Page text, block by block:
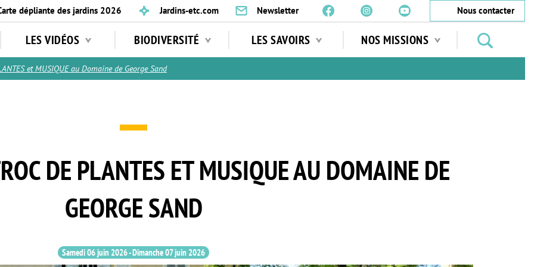
dépliante des jardins 2026 Jardins-etc.com Newsletter
Nous contacter
LES VIDÉOS BIODIVERSITÉ LES SAVOIRS NOS MISSIONS
jardins
et MUSIQUE au Domaine de George Sand
DE PLANTES ET MUSIQUE AU DOMAINE DE
GEORGE SAND
Samedi 06 juin 2026-Dimanche 07 juin 2026